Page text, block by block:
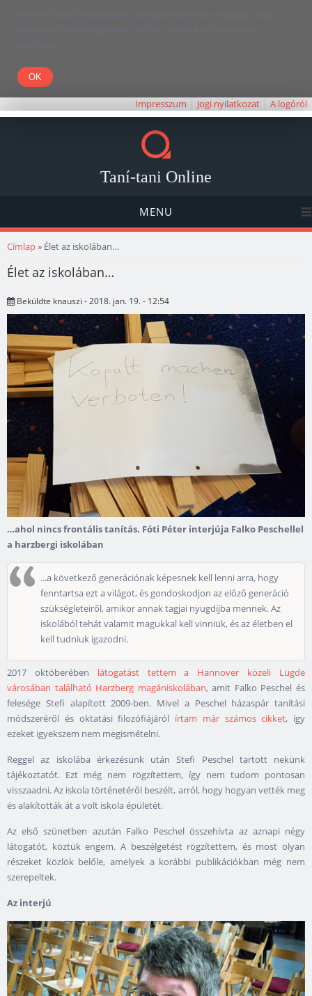
Kedves Olvasó! Weboldalunk böngészésével Ön elfogadja, hogy a
felhasználói élmény javítása céljából cookie-kat használunk.
Köszönjük!
Impresszum Jogi nyilatkozat A logóról
Taní-tani Online
MENU
Jelenlegi hely
Címlap» Élet az iskolában…
Élet az iskolában…
Beküldte knauszi - 2018. jan. 19. - 12:54
…ahol nincs frontális tanítás. Fóti Péter interjúja Falko Peschellel
a harzbergi iskolában
...a következő generációnak képesnek kell lenni arra, hogy
fenntartsa ezt a világot, és gondoskodjon az előző generáció
szükségleteiről, amikor annak tagjai nyugdíjba mennek. Az
iskolából tehát valamit magukkal kell vinniük, és az életben el
kell tudniuk igazodni.
2017 októberében látogatást tettem a Hannover közeli Lügde
városában található Harzberg magániskolában, amit Falko Peschel és
felesége Stefi alapított 2009-ben. Mivel a Peschel házaspár tanítási
módszeréről és oktatási filozófiájáról írtam már számos cikket, így
ezeket igyekszem nem megismételni.
Reggel az iskolába érkezésünk után Stefi Peschel tartott nekünk
tájékoztatót. Ezt még nem rögzítettem, így nem tudom pontosan
visszaadni. Az iskola történetéről beszélt, arról, hogy hogyan vették meg
és alakították át a volt iskola épületét.
Az első szünetben azután Falko Peschel összehívta az aznapi négy
látogatót, köztük engem. A beszélgetést rögzítettem, és most olyan
részeket közlök belőle, amelyek a korábbi publikációkban még nem
szerepeltek.
Az interjú